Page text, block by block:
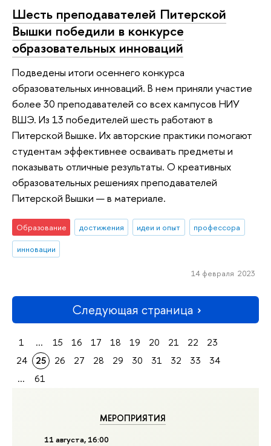
МЕРОПРИЯТИЯ
11 августа, 16:00
Шесть преподавателей Питерской
Вышки победили в конкурсе
образовательных инноваций
Подведены итоги осеннего конкурса
образовательных инноваций. В нем приняли участие
более 30 преподавателей со всех кампусов НИУ
ВШЭ. Из 13 победителей шесть работают в
Питерской Вышке. Их авторские практики помогают
студентам эффективнее осваивать предметы и
показывать отличные результаты. О креативных
образовательных решениях преподавателей
Питерской Вышки — в материале.
Образование достижения идеи и опыт
профессора
инновации
14 февраля 2023
Следующая страница
1 ... 15 16 17 18 19 20 21 22
23
24
25 26 27 28 29 30 31 32 33
34
...
61